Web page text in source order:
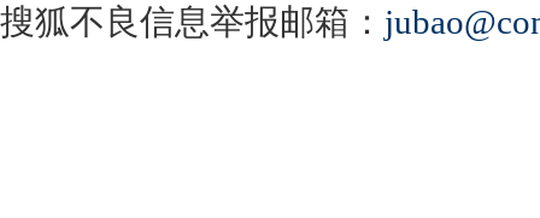
搜狐不良信息举报邮箱：